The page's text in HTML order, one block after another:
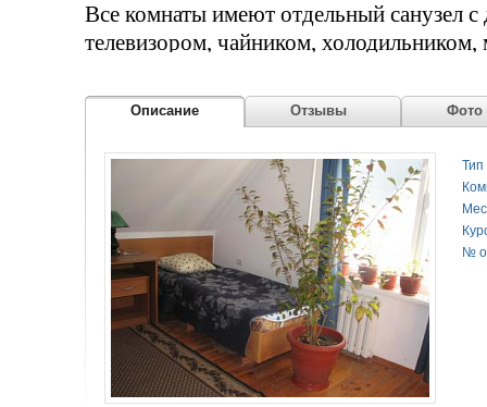
Все комнаты имеют отдельный санузел
телевизором, чайником,
Дополнительно Вы можете заказать: -
горнолыжного склона - услуги
Номера: «Молодежный» – 1 номер,
Оборудован одноместными кроватями,
раздельный санузел и душ, телевизор,
чайник, СВ-печь, холодильник.
двуспальной или односпальными
санузел с душевой кабиной, телевизор,
Возможно доп. размещение.
Описание Отзывы Фото
Тип
№